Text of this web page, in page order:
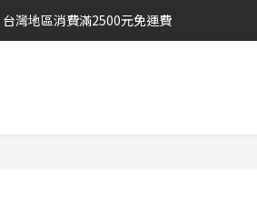
台灣地區消費滿2500元免運費